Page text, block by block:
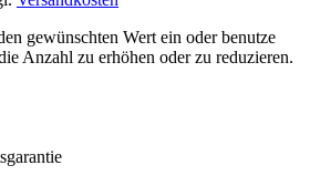
gewünschten Wert ein oder benutze
Anzahl zu erhöhen oder zu reduzieren.